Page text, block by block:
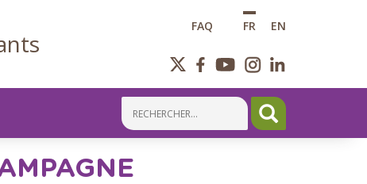
FAQ FR EN